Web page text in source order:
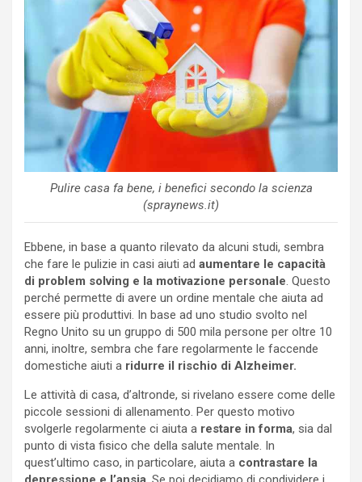
Pulire casa fa bene, i benefici secondo la scienza
(spraynews.it)
Ebbene, in base a quanto rilevato da alcuni studi, sembra
che fare le pulizie in casi aiuti ad aumentare le capacità
di problem solving e la motivazione personale. Questo
perché permette di avere un ordine mentale che aiuta ad
essere più produttivi. In base ad uno studio svolto nel
Regno Unito su un gruppo di 500 mila persone per oltre 10
anni, inoltre, sembra che fare regolarmente le faccende
domestiche aiuti a ridurre il rischio di Alzheimer.
Le attività di casa, d’altronde, si rivelano essere come delle
piccole sessioni di allenamento. Per questo motivo
svolgerle regolarmente ci aiuta a restare in forma, sia dal
punto di vista fisico che della salute mentale. In
quest’ultimo caso, in particolare, aiuta a contrastare la